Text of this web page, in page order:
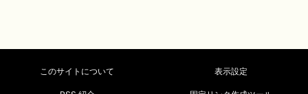
このサイトについて 表示設定